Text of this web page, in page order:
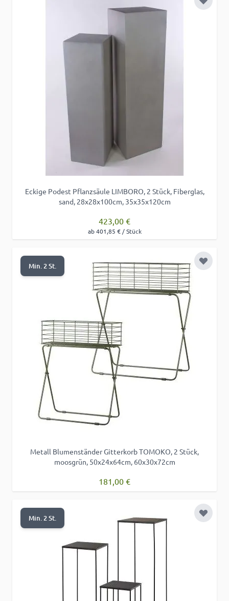
Zur
Eckige Podest Pflanzsäule LIMBORO, 2 Stück, Fiberglas,
sand, 28x28x100cm, 35x35x120cm
423,00 €
ab 401,85 € / Stück
Min. 2 St. Zur
Metall Blumenständer Gitterkorb TOMOKO, 2 Stück,
moosgrün, 50x24x64cm, 60x30x72cm
181,00 €
Min. 2 St. Zur